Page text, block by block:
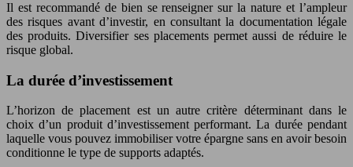
Il est recommandé de bien se renseigner sur la nature et l’ampleur
des risques avant d’investir, en consultant la documentation légale
des produits. Diversifier ses placements permet aussi de réduire le
risque global.
La durée d’investissement
L’horizon de placement est un autre critère déterminant dans le
choix d’un produit d’investissement performant. La durée pendant
laquelle vous pouvez immobiliser votre épargne sans en avoir besoin
conditionne le type de supports adaptés.